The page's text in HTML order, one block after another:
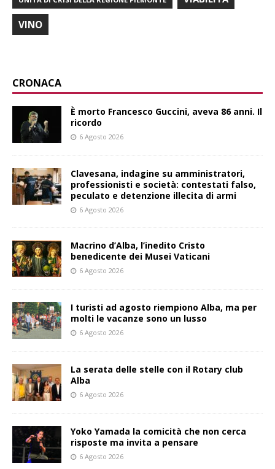
VINO
CRONACA
È morto Francesco Guccini, aveva 86 anni. Il
ricordo
6 Agosto 2026
Clavesana, indagine su amministratori,
professionisti e società: contestati falso,
peculato e detenzione illecita di armi
6 Agosto 2026
Macrino d’Alba, l’inedito Cristo
benedicente dei Musei Vaticani
6 Agosto 2026
I turisti ad agosto riempiono Alba, ma per
molti le vacanze sono un lusso
6 Agosto 2026
La serata delle stelle con il Rotary club
Alba
6 Agosto 2026
Yoko Yamada la comicità che non cerca
risposte ma invita a pensare
6 Agosto 2026